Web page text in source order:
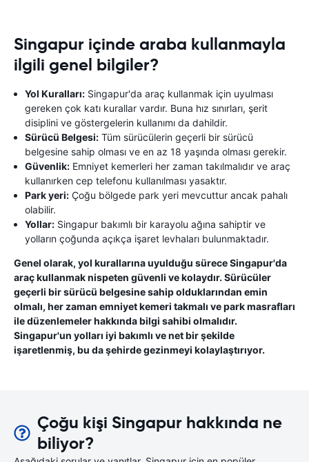
Singapur içinde araba kullanmayla
ilgili genel bilgiler?
Yol Kuralları: Singapur'da araç kullanmak için uyulması
gereken çok katı kurallar vardır. Buna hız sınırları, şerit
disiplini ve göstergelerin kullanımı da dahildir.
Sürücü Belgesi: Tüm sürücülerin geçerli bir sürücü
belgesine sahip olması ve en az 18 yaşında olması gerekir.
Güvenlik: Emniyet kemerleri her zaman takılmalıdır ve araç
kullanırken cep telefonu kullanılması yasaktır.
Park yeri: Çoğu bölgede park yeri mevcuttur ancak pahalı
olabilir.
Yollar: Singapur bakımlı bir karayolu ağına sahiptir ve
yolların çoğunda açıkça işaret levhaları bulunmaktadır.
Genel olarak, yol kurallarına uyulduğu sürece Singapur'da
araç kullanmak nispeten güvenli ve kolaydır. Sürücüler
geçerli bir sürücü belgesine sahip olduklarından emin
olmalı, her zaman emniyet kemeri takmalı ve park masrafları
ile düzenlemeler hakkında bilgi sahibi olmalıdır.
Singapur'un yolları iyi bakımlı ve net bir şekilde
işaretlenmiş, bu da şehirde gezinmeyi kolaylaştırıyor.
Çoğu kişi Singapur hakkında ne
biliyor?